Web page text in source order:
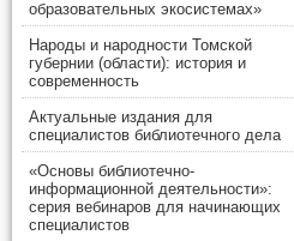
образовательных экосистемах»
Народы и народности Томской
губернии (области): история и
современность
Актуальные издания для
специалистов библиотечного дела
«Основы библиотечно-
информационной деятельности»:
серия вебинаров для начинающих
специалистов